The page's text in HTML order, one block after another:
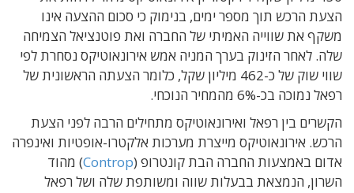
הצעת הרכש תוך מספר ימים, בנימוק כי סכום ההצעה אינו
משקף את שווייה האמיתי של החברה ואת פוטנציאל הצמיחה
שלה. לאחר הזינוק בערך המניה אמש אירונאוטיקס נסחרת לפי
שווי שוק של כ-462 מיליון שקל, כלומר הצעתה הראשונית של
רפאל נמוכה בכ-6% מהמחיר הנוכחי.
הקשרים בין רפאל ואירונאוטיקס מתחילים הרבה לפני הצעת
הרכש. אירונאוטיקס מייצרת מערכות אלקטרו-אופטיות ואינפרה
אדום באמצעות החברה הבת קונטרופ (Controp) מהוד
השרון, הנמצאת בבעלות שווה ומשותפת שלה ושל רפאל